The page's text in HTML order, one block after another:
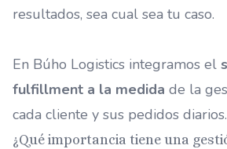
resultados, sea cual sea tu caso.
En Búho Logistics integramos el
fulfillment a la medida de la
cada cliente y sus pedidos diarios.
¿Qué importancia tiene una